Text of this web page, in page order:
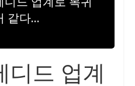
같다…
디드 업계